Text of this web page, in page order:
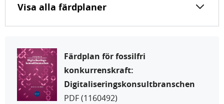
Visa alla färdplaner
Färdplan för fossilfri
konkurrenskraft:
Digitaliseringskonsultbranschen
PDF(1160492)